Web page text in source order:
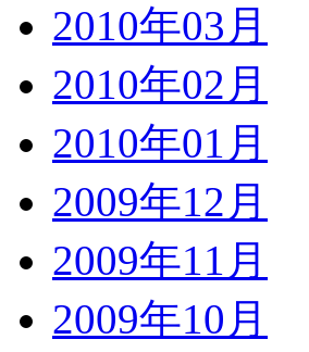
2010年03月
2010年02月
2010年01月
2009年12月
2009年11月
2009年10月